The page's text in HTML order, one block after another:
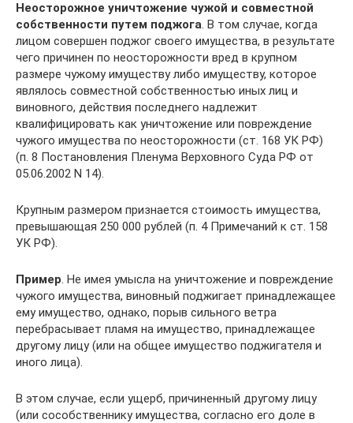
Неосторожное уничтожение чужой и совместной
собственности путем поджога. В том случае, когда
лицом совершен поджог своего имущества, в результате
чего причинен по неосторожности вред в крупном
размере чужому имуществу либо имуществу, которое
являлось совместной собственностью иных лиц и
виновного, действия последнего надлежит
квалифицировать как уничтожение или повреждение
чужого имущества по неосторожности (ст. 168 УК РФ)
(п. 8 Постановления Пленума Верховного Суда РФ от
05.06.2002 N 14).
Крупным размером признается стоимость имущества,
превышающая 250 000 рублей (п. 4 Примечаний к ст. 158
УК РФ).
Пример. Не имея умысла на уничтожение и повреждение
чужого имущества, виновный поджигает принадлежащее
ему имущество, однако, порыв сильного ветра
перебрасывает пламя на имущество, принадлежащее
другому лицу (или на общее имущество поджигателя и
иного лица).
В этом случае, если ущерб, причиненный другому лицу
(или сособственнику имущества, согласно его доле в